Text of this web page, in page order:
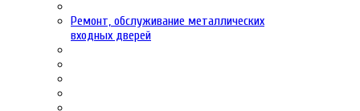
Ремонт, обслуживание металлических
входных дверей